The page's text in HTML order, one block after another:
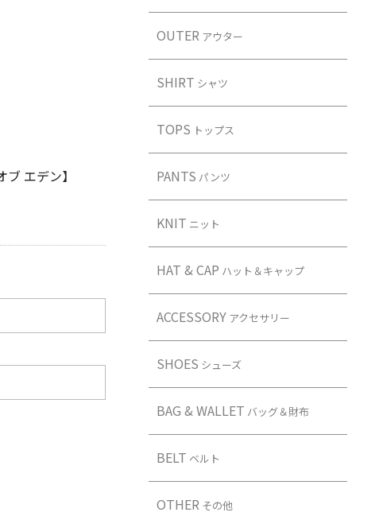
エデン】
OUTERアウター
SHIRT シャツ
TOPS トップス
PANTS パンツ
KNIT ニット
HAT & CAP ハット＆キャップ
ACCESSORYアクセサリー
SHOES シューズ
BAG & WALLET バッグ＆財布
BELT ベルト
OTHERその他